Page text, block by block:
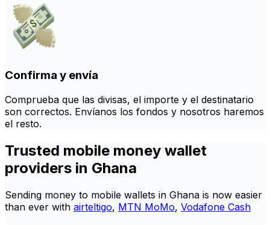
Confirma y envía
Comprueba que las divisas, el importe y el destinatario
son correctos. Envíanos los fondos y nosotros haremos
el resto.
Trusted mobile money wallet
providers in Ghana
Sending money to mobile wallets in Ghana is now easier
than ever with airteltigo, MTN MoMo, Vodafone Cash